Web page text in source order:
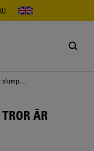
ÄR